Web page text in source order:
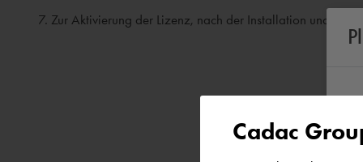
7. Zur Aktivierung der Lizenz, nach der Installation und
Cadac